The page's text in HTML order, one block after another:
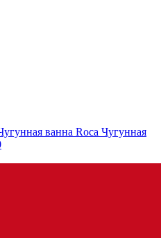
ванна Roca Чугунная